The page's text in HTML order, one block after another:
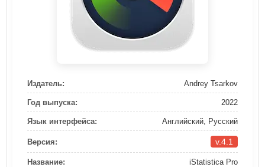
Издатель: Andrey Tsarkov
Год выпуска: 2022
Язык интерфейса: Английский, Русский
Версия: v.4.1
Название: iStatistica Pro